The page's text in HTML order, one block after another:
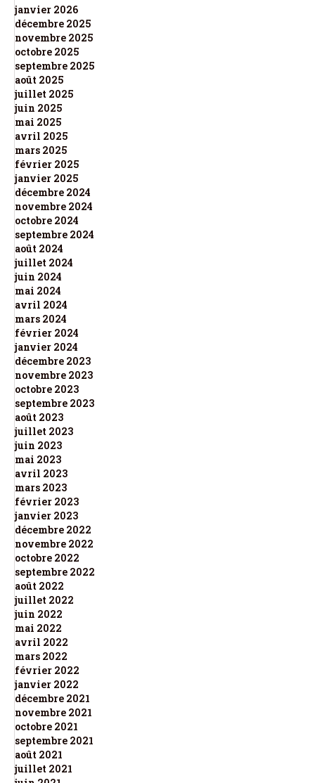
janvier 2026
décembre 2025
novembre 2025
octobre 2025
septembre 2025
août 2025
juillet 2025
juin 2025
mai 2025
avril 2025
mars 2025
février 2025
janvier 2025
décembre 2024
novembre 2024
octobre 2024
septembre 2024
août 2024
juillet 2024
juin 2024
mai 2024
avril 2024
mars 2024
février 2024
janvier 2024
décembre 2023
novembre 2023
octobre 2023
septembre 2023
août 2023
juillet 2023
juin 2023
mai 2023
avril 2023
mars 2023
février 2023
janvier 2023
décembre 2022
novembre 2022
octobre 2022
septembre 2022
août 2022
juillet 2022
juin 2022
mai 2022
avril 2022
mars 2022
février 2022
janvier 2022
décembre 2021
novembre 2021
octobre 2021
septembre 2021
août 2021
juillet 2021